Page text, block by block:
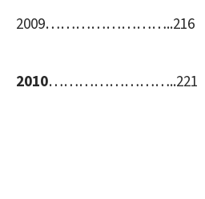
2009……………………..216
2010……………………..221